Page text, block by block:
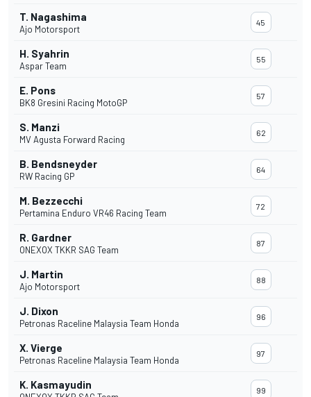
T. Nagashima
Ajo Motorsport
45
H. Syahrin
Aspar Team
55
E. Pons
BK8 Gresini Racing MotoGP
57
S. Manzi
MV Agusta Forward Racing
62
B. Bendsneyder
RW Racing GP
64
M. Bezzecchi
Pertamina Enduro VR46 Racing Team
72
R. Gardner
ONEXOX TKKR SAG Team
87
J. Martin
Ajo Motorsport
88
J. Dixon
Petronas Raceline Malaysia Team Honda
96
X. Vierge
Petronas Raceline Malaysia Team Honda
97
K. Kasmayudin 99